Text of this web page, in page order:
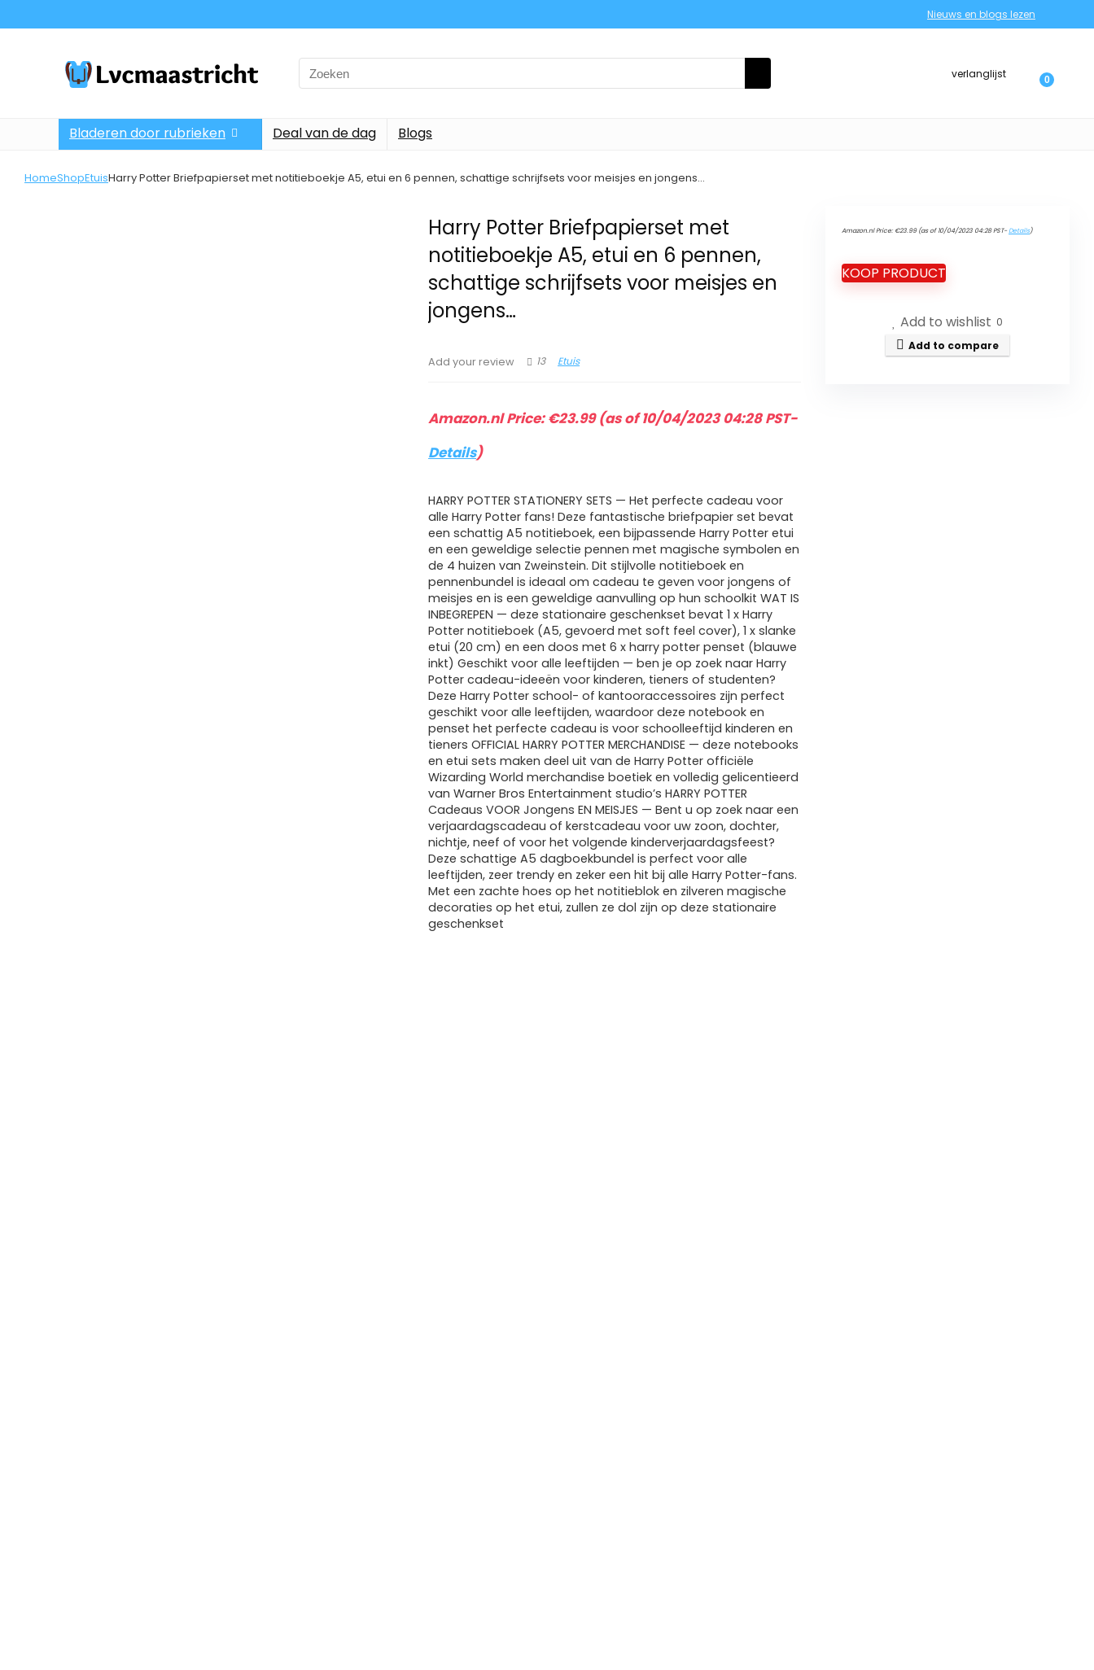
Nieuws en blogs lezen
Search
for:
verlanglijst 0
Bladeren door rubrieken Deal van de dag Blogs
HomeShopEtuisHarry Potter Briefpapierset met notitieboekje A5, etui en 6 pennen, schattige schrijfsets voor meisjes en jongens…
Harry Potter Briefpapierset met
notitieboekje A5, etui en 6 pennen,
schattige schrijfsets voor meisjes en
jongens…
Add your review 13 Etuis
Amazon.nl Price:€23.99(as of 10/04/2023 04:28 PST-
Details)
HARRY POTTER STATIONERY SETS — Het perfecte cadeau voor
alle Harry Potter fans! Deze fantastische briefpapier set bevat
een schattig A5 notitieboek, een bijpassende Harry Potter etui
en een geweldige selectie pennen met magische symbolen en
de 4 huizen van Zweinstein. Dit stijlvolle notitieboek en
pennenbundel is ideaal om cadeau te geven voor jongens of
meisjes en is een geweldige aanvulling op hun schoolkit WAT IS
INBEGREPEN — deze stationaire geschenkset bevat 1 x Harry
Potter notitieboek (A5, gevoerd met soft feel cover), 1 x slanke
etui (20 cm) en een doos met 6 x harry potter penset (blauwe
inkt) Geschikt voor alle leeftijden — ben je op zoek naar Harry
Potter cadeau-ideeën voor kinderen, tieners of studenten?
Deze Harry Potter school- of kantooraccessoires zijn perfect
geschikt voor alle leeftijden, waardoor deze notebook en
penset het perfecte cadeau is voor schoolleeftijd kinderen en
tieners OFFICIAL HARRY POTTER MERCHANDISE — deze notebooks
en etui sets maken deel uit van de Harry Potter officiële
Wizarding World merchandise boetiek en volledig gelicentieerd
van Warner Bros Entertainment studio’s HARRY POTTER
Cadeaus VOOR Jongens EN MEISJES — Bent u op zoek naar een
verjaardagscadeau of kerstcadeau voor uw zoon, dochter,
nichtje, neef of voor het volgende kinderverjaardagsfeest?
Deze schattige A5 dagboekbundel is perfect voor alle
leeftijden, zeer trendy en zeker een hit bij alle Harry Potter-fans.
Met een zachte hoes op het notitieblok en zilveren magische
decoraties op het etui, zullen ze dol zijn op deze stationaire
geschenkset
Amazon.nl Price: €23.99(as of 10/04/2023 04:28 PST-Details)
KOOP PRODUCT
Add to wishlist 0
Add to compare